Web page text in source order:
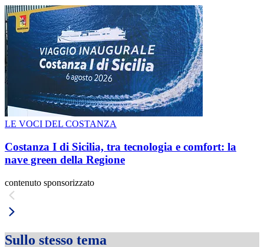
LE VOCI DEL COSTANZA
Costanza I di Sicilia, tra tecnologia e comfort: la
nave green della Regione
contenuto sponsorizzato
Sullo stesso tema